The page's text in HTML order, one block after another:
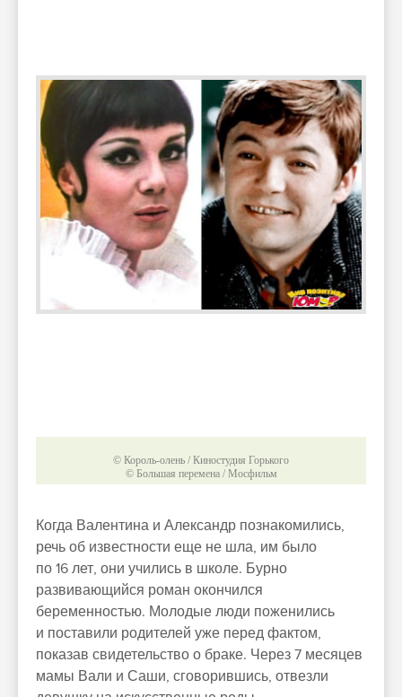
© Король-олень / Киностудия Горького
© Большая перемена / Мосфильм
Когда Валентина и Александр познакомились,
речь об известности еще не шла, им было
по 16 лет, они учились в школе. Бурно
развивающийся роман окончился
беременностью. Молодые люди поженились
и поставили родителей уже перед фактом,
показав свидетельство о браке. Через 7 месяцев
мамы Вали и Саши, сговорившись, отвезли